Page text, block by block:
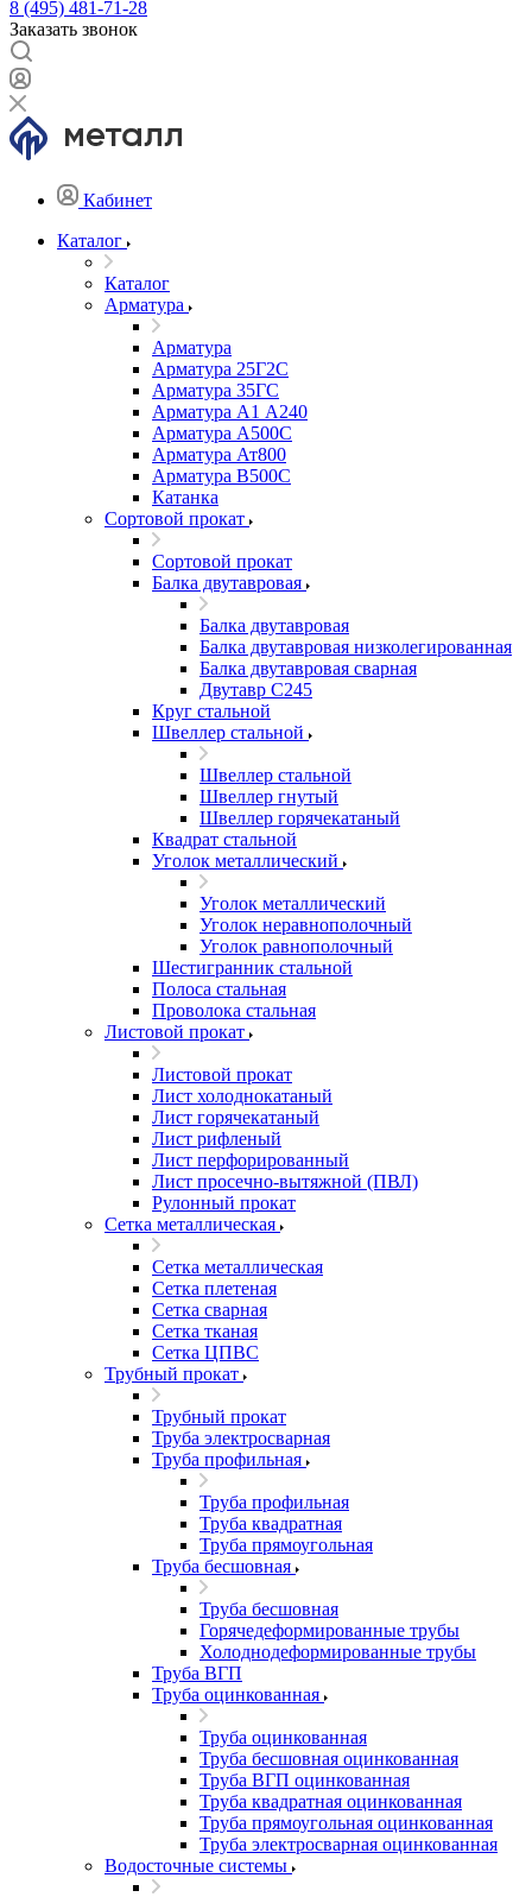
8 (495) 481-71-28
Заказать звонок
Кабинет
Каталог
Каталог
Арматура
Арматура
Арматура 25Г2С
Арматура 35ГС
Арматура А1 А240
Арматура А500С
Арматура Ат800
Арматура В500С
Катанка
Сортовой прокат
Сортовой прокат
Балка двутавровая
Балка двутавровая
Балка двутавровая низколегированная
Балка двутавровая сварная
Двутавр С245
Круг стальной
Швеллер стальной
Швеллер стальной
Швеллер гнутый
Швеллер горячекатаный
Квадрат стальной
Уголок металлический
Уголок металлический
Уголок неравнополочный
Уголок равнополочный
Шестигранник стальной
Полоса стальная
Проволока стальная
Листовой прокат
Листовой прокат
Лист холоднокатаный
Лист горячекатаный
Лист рифленый
Лист перфорированный
Лист просечно-вытяжной (ПВЛ)
Рулонный прокат
Сетка металлическая
Сетка металлическая
Сетка плетеная
Сетка сварная
Сетка тканая
Сетка ЦПВС
Трубный прокат
Трубный прокат
Труба электросварная
Труба профильная
Труба профильная
Труба квадратная
Труба прямоугольная
Труба бесшовная
Труба бесшовная
Горячедеформированные трубы
Холоднодеформированные трубы
Труба ВГП
Труба оцинкованная
Труба оцинкованная
Труба бесшовная оцинкованная
Труба ВГП оцинкованная
Труба квадратная оцинкованная
Труба прямоугольная оцинкованная
Труба электросварная оцинкованная
Водосточные системы